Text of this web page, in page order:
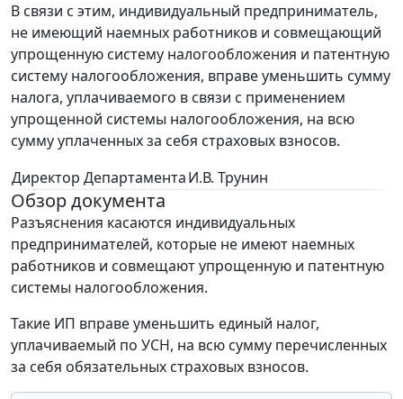
В связи с этим, индивидуальный предприниматель,
не имеющий наемных работников и совмещающий
упрощенную систему налогообложения и патентную
систему налогообложения, вправе уменьшить сумму
налога, уплачиваемого в связи с применением
упрощенной системы налогообложения, на всю
сумму уплаченных за себя страховых взносов.
Директор ДепартаментаИ.В. Трунин
Обзор документа
Разъяснения касаются индивидуальных
предпринимателей, которые не имеют наемных
работников и совмещают упрощенную и патентную
системы налогообложения.
Такие ИП вправе уменьшить единый налог,
уплачиваемый по УСН, на всю сумму перечисленных
за себя обязательных страховых взносов.